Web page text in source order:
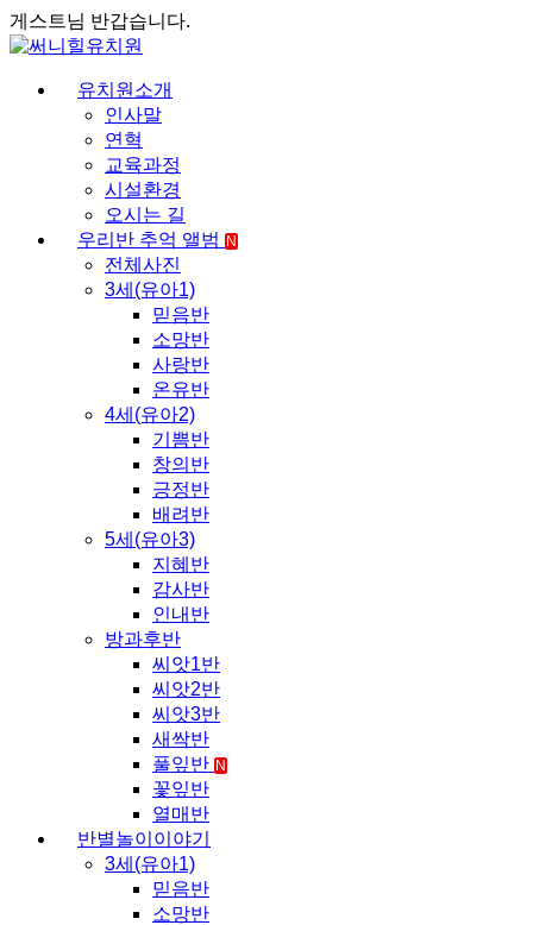
게스트님 반갑습니다.
유치원소개
인사말
연혁
교육과정
시설환경
오시는 길
우리반 추억 앨범
N
전체사진
3세(유아1)
믿음반
소망반
사랑반
온유반
4세(유아2)
기쁨반
창의반
긍정반
배려반
5세(유아3)
지혜반
감사반
인내반
방과후반
씨앗1반
씨앗2반
씨앗3반
새싹반
풀잎반 N
꽃잎반
열매반
반별놀이이야기
3세(유아1)
믿음반
소망반